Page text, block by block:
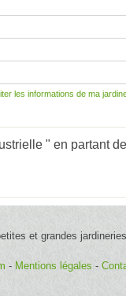
les informations de ma
" en partant
et grandes
- Mentions légales -